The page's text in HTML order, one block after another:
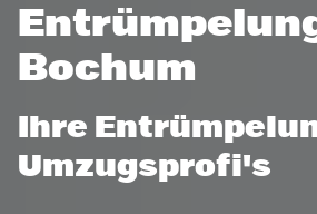
Bochum
Ihre
Umzugsprofi's